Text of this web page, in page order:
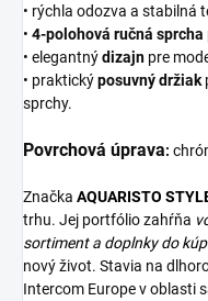
• rýchla odozva a stabilná
• 4-polohová ručná sprcha
• elegantnýdizajn pre
• praktickýposuvný držiak
sprchy.
Povrchová úprava:
Značka AQUARISTO
trhu. Jej portfólio zahŕňa
sortimenta doplnky do
nový život. Stavia na
Intercom Europe v oblasti